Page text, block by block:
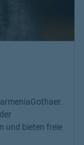
und bieten freie